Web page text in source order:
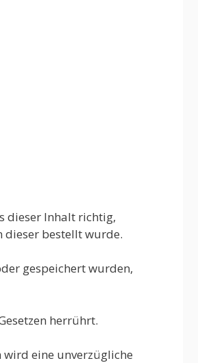
dieser Inhalt richtig,
dieser bestellt wurde.
gespeichert wurden,
herrührt.
eine unverzügliche